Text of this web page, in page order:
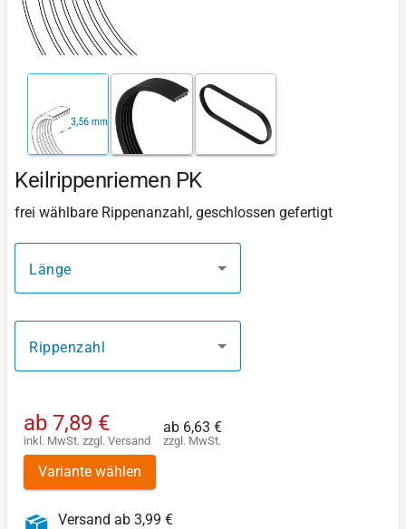
Keilrippenriemen PK
frei wählbare Rippenanzahl, geschlossen gefertigt
Länge
Rippenzahl
ab 7,89 €
inkl. MwSt. zzgl. Versand
ab 6,63 €
zzgl. MwSt.
Variante wählen
Versand ab 3,99 €